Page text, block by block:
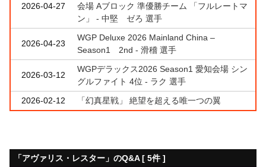
2026-04-27
会場 Aブロック 準優勝チーム 「フルレートマ
ン」 - 中堅 ゼろ 選手
2026-04-23
WGP Deluxe 2026 Mainland China –
Season1 2nd - 滑稽 選手
2026-03-12
WGPデラックス2026 Season1 愛知会場 シン
グルファイト 4位 - ラク 選手
2026-02-12
「幻真星戦」 絶望を超える唯一つの翼
「アヴァリス・レスター」のQ&A [ 5件 ]